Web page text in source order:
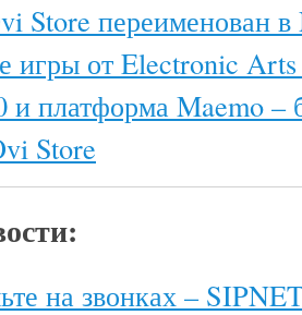
Store переименован
игры от Electronic
и платформа Maemo –
Store
на звонках –